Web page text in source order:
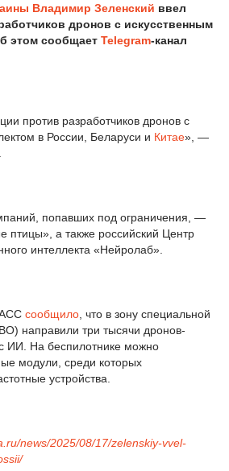
Владимир Зеленский ввел
дронов с искусственным
этом сообщает Telegram-канал
против разработчиков дронов с
в России, Беларуси и Китае», —
попавших под ограничения, —
птицы», а также российский Центр
интеллекта «Нейролаб».
сообщило , что в зону специальной
направили три тысячи дронов-
ИИ. На беспилотнике можно
модули, среди которых
устройства.
news/2025/08/17/zelenskiy-vvel-